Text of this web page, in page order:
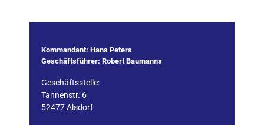
Kommandant: Hans Peters
Geschäftsführer: Robert Baumanns
Geschäftsstelle:
Tannenstr. 6
52477 Alsdorf